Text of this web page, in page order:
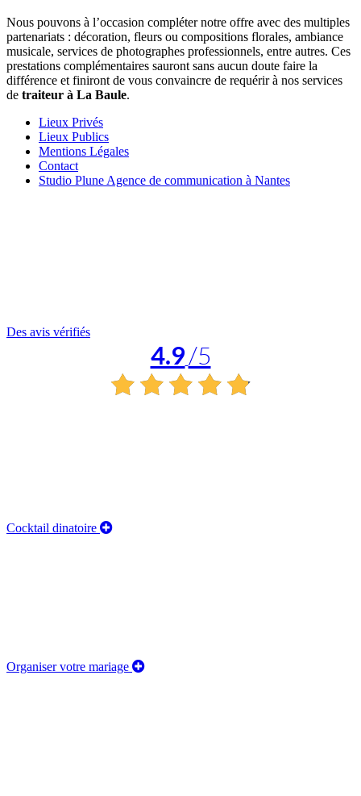
Nous pouvons à l’occasion compléter notre offre avec des multiples
partenariats : décoration, fleurs ou compositions florales, ambiance
musicale, services de photographes professionnels, entre autres. Ces
prestations complémentaires sauront sans aucun doute faire la
différence et finiront de vous convaincre de requérir à nos services
de traiteur à La Baule.
Lieux Privés
Lieux Publics
Mentions Légales
Contact
Studio Plune Agence de communication à Nantes
Des avis vérifiés
4.9/5
Cocktail dinatoire
Organiser votre mariage